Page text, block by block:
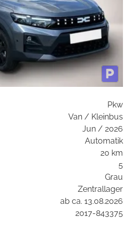
Pkw
Van / Kleinbus
Jun / 2026
Automatik
20 km
5
Grau
Zentrallager
ab ca. 13.08.2026
2017-843375